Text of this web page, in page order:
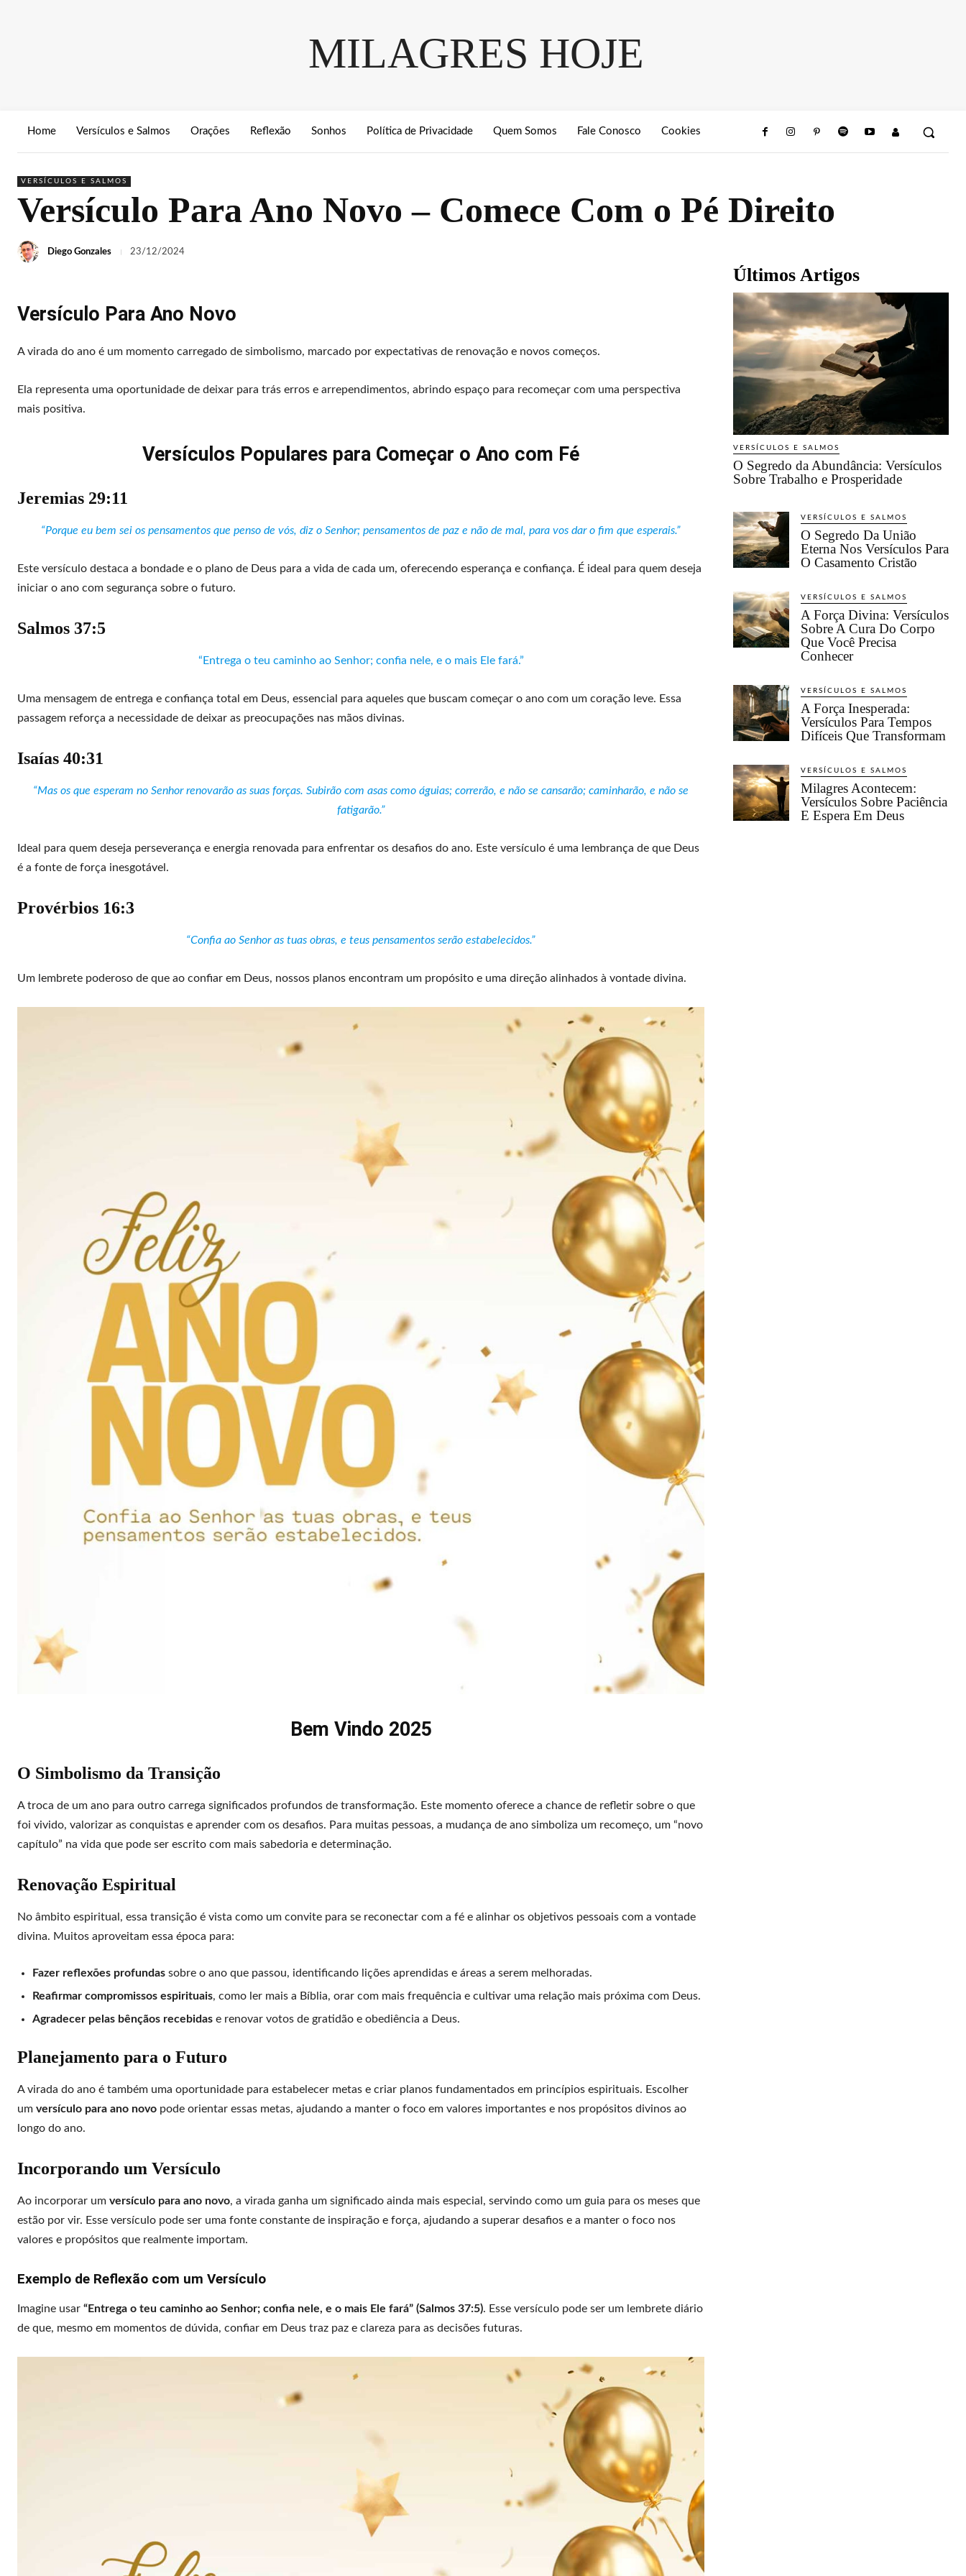
MILAGRES HOJE
Home Versículos e Salmos Orações Reflexão Sonhos Política de Privacidade Quem Somos Fale Conosco Cookies
VERSÍCULOS E SALMOS
Versículo Para Ano Novo – Comece Com o Pé Direito
Diego Gonzales 23/12/2024
Versículo Para Ano Novo
A virada do ano é um momento carregado de simbolismo, marcado por expectativas de renovação e novos começos.
Ela representa uma oportunidade de deixar para trás erros e arrependimentos, abrindo espaço para recomeçar com uma perspectiva
mais positiva.
Versículos Populares para Começar o Ano com Fé
Jeremias 29:11
“Porque eu bem sei os pensamentos que penso de vós, diz o Senhor; pensamentos de paz e não de mal, para vos dar o fim que esperais.”
Este versículo destaca a bondade e o plano de Deus para a vida de cada um, oferecendo esperança e confiança. É ideal para quem deseja
iniciar o ano com segurança sobre o futuro.
Salmos 37:5
“Entrega o teu caminho ao Senhor; confia nele, e o mais Ele fará.”
Uma mensagem de entrega e confiança total em Deus, essencial para aqueles que buscam começar o ano com um coração leve. Essa
passagem reforça a necessidade de deixar as preocupações nas mãos divinas.
Isaías 40:31
“Mas os que esperam no Senhor renovarão as suas forças. Subirão com asas como águias; correrão, e não se cansarão; caminharão, e não se
fatigarão.”
Ideal para quem deseja perseverança e energia renovada para enfrentar os desafios do ano. Este versículo é uma lembrança de que Deus
é a fonte de força inesgotável.
Provérbios 16:3
“Confia ao Senhor as tuas obras, e teus pensamentos serão estabelecidos.”
Um lembrete poderoso de que ao confiar em Deus, nossos planos encontram um propósito e uma direção alinhados à vontade divina.
Bem Vindo 2025
O Simbolismo da Transição
A troca de um ano para outro carrega significados profundos de transformação. Este momento oferece a chance de refletir sobre o que
foi vivido, valorizar as conquistas e aprender com os desafios. Para muitas pessoas, a mudança de ano simboliza um recomeço, um “novo
capítulo” na vida que pode ser escrito com mais sabedoria e determinação.
Renovação Espiritual
No âmbito espiritual, essa transição é vista como um convite para se reconectar com a fé e alinhar os objetivos pessoais com a vontade
divina. Muitos aproveitam essa época para:
Fazer reflexões profundas sobre o ano que passou, identificando lições aprendidas e áreas a serem melhoradas.
Reafirmar compromissos espirituais, como ler mais a Bíblia, orar com mais frequência e cultivar uma relação mais próxima com Deus.
Agradecer pelas bênçãos recebidas e renovar votos de gratidão e obediência a Deus.
Planejamento para o Futuro
A virada do ano é também uma oportunidade para estabelecer metas e criar planos fundamentados em princípios espirituais. Escolher
um versículo para ano novo pode orientar essas metas, ajudando a manter o foco em valores importantes e nos propósitos divinos ao
longo do ano.
Incorporando um Versículo
Ao incorporar um versículo para ano novo, a virada ganha um significado ainda mais especial, servindo como um guia para os meses que
estão por vir. Esse versículo pode ser uma fonte constante de inspiração e força, ajudando a superar desafios e a manter o foco nos
valores e propósitos que realmente importam.
Exemplo de Reflexão com um Versículo
Imagine usar “Entrega o teu caminho ao Senhor; confia nele, e o mais Ele fará” (Salmos 37:5). Esse versículo pode ser um lembrete diário
de que, mesmo em momentos de dúvida, confiar em Deus traz paz e clareza para as decisões futuras.
Últimos Artigos
VERSÍCULOS E SALMOS
O Segredo da Abundância: Versículos
Sobre Trabalho e Prosperidade
VERSÍCULOS E SALMOS
O Segredo Da União
Eterna Nos Versículos Para
O Casamento Cristão
VERSÍCULOS E SALMOS
A Força Divina: Versículos
Sobre A Cura Do Corpo
Que Você Precisa
Conhecer
VERSÍCULOS E SALMOS
A Força Inesperada:
Versículos Para Tempos
Difíceis Que Transformam
VERSÍCULOS E SALMOS
Milagres Acontecem:
Versículos Sobre Paciência
E Espera Em Deus